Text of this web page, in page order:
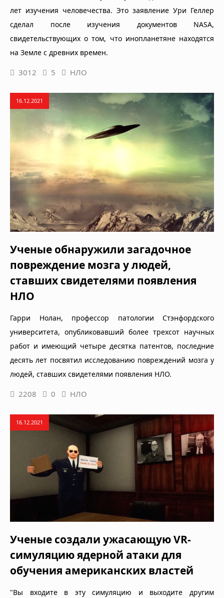
лет изучения человечества. Это заявление Ури Геллер
сделал после изучения документов NASA,
свидетельствующих о том, что инопланетяне находятся
на Земле с древних времен.
3012 5 НЛО
16.12.2021
Ученые обнаружили загадочное
повреждение мозга у людей,
ставших свидетелями появления
НЛО
Гарри Нолан, профессор патологии Стэнфордского
университета, опубликовавший более трехсот научных
работ и имеющий четыре десятка патентов, последние
десять лет посвятил исследованию повреждений мозга у
людей, ставших свидетелями появления НЛО.
2208 0 НЛО
16.12.2021
Ученые создали ужасающую VR-
симуляцию ядерной атаки для
обучения американских властей
"Вы входите в эту симуляцию и выходите другим